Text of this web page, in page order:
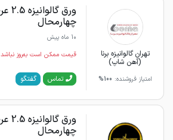
تهران گالوانیزه برنا
(آهن شاپ)
امتیاز فروشنده: 100%
چهارمحال
10 ماه پیش
قیمت ممکن است به‌روز نباشد
تماس گفتگو
چهارمحال